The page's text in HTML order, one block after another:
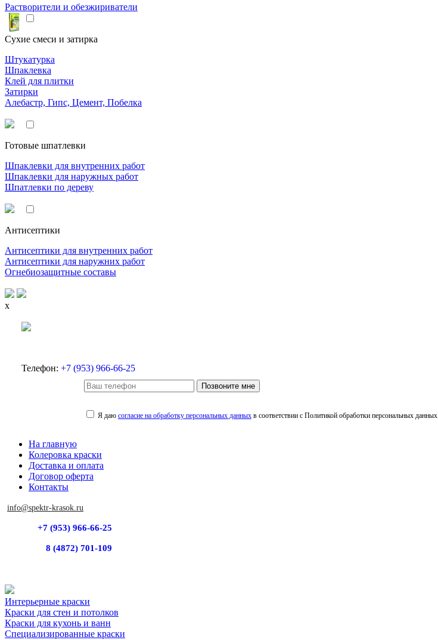
Растворители и обезжириватели
Сухие смеси и затирка
Штукатурка
Шпаклевка
Клей для плитки
Затирки
Алебастр, Гипс, Цемент, Побелка
Готовые шпатлевки
Шпаклевки для внутренних работ
Шпаклевки для наружных работ
Шпатлевки по дереву
Антисептики
Антисептики для внутренних работ
Антисептики для наружних работ
Огнебиозащитные составы
x
Телефон: +7 (953) 966-66-25
Позвоните мне
Я даю согласие на обработку персональных данныхв соответствии с Политикой обработки персональных данных
На главную
Колеровка краски
Доставка и оплата
Договор оферта
Контакты
info@spektr-krasok.ru
+7 (953) 966-66-25
8 (4872) 701-109
Интерьерные краски
Краски для стен и потолков
Краски для кухонь и ванн
Специализированные краски